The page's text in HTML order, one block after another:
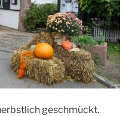
geschmückt.